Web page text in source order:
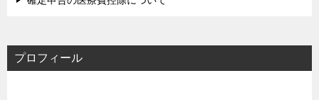
プロフィール